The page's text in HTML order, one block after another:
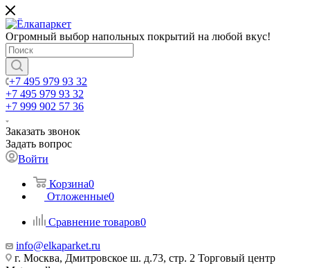
Огромный выбор напольных покрытий на любой вкус!
+7 495 979 93 32
+7 495 979 93 32
+7 999 902 57 36
Заказать звонок
Задать вопрос
Войти
Корзина0
Отложенные0
Сравнение товаров0
info@elkaparket.ru
г. Москва, Дмитровское ш. д.73, стр. 2 Торговый центр